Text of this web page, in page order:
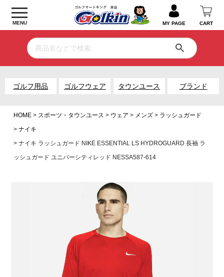
MENU MY PAGE CART
ゴルフ用品 ゴルフウェア タウンユース ブランド
HOME スポーツ・タウンユース ウェア メンズ
ラッシュガード
ナイキ
ナイキ ラッシュガード NIKE ESSENTIAL LS HYDROGUARD 長袖 ラ
ッシュガード ユニバーシティレッド NESSA587-614